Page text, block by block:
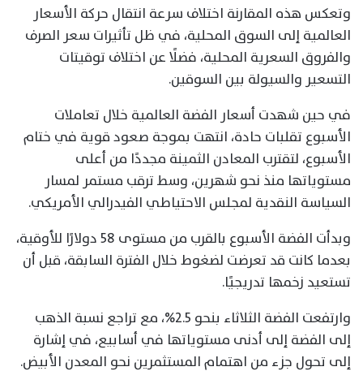
وتعكس هذه المقارنة اختلاف سرعة انتقال حركة الأسعار
العالمية إلى السوق المحلية، في ظل تأثيرات سعر الصرف
والفروق السعرية المحلية، فضلًا عن اختلاف توقيتات
التسعير والسيولة بين السوقين.
في حين شهدت أسعار الفضة العالمية خلال تعاملات
الأسبوع تقلبات حادة، انتهت بموجة صعود قوية في ختام
الأسبوع، لتقترب المعادن الثمينة مجددًا من أعلى
مستوياتها منذ نحو شهرين، وسط ترقب مستمر لمسار
السياسة النقدية لمجلس الاحتياطي الفيدرالي الأمريكي.
وبدأت الفضة الأسبوع بالقرب من مستوى 58 دولارًا للأوقية،
بعدما كانت قد تعرضت لضغوط خلال الفترة السابقة، قبل أن
تستعيد زخمها تدريجيًا.
وارتفعت الفضة الثلاثاء بنحو 2.5%، مع تراجع نسبة الذهب
إلى الفضة إلى أدنى مستوياتها في أسابيع، في إشارة
إلى تحول جزء من اهتمام المستثمرين نحو المعدن الأبيض.